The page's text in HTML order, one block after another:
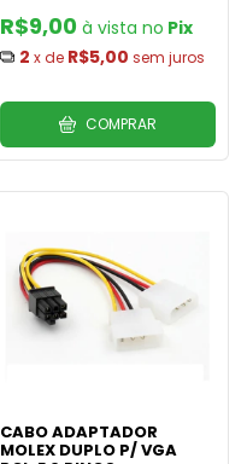
R$9,00
Pix
2 x de R$5,00 sem juros
COMPRAR
CABO ADAPTADOR
MOLEX DUPLO P/ VGA